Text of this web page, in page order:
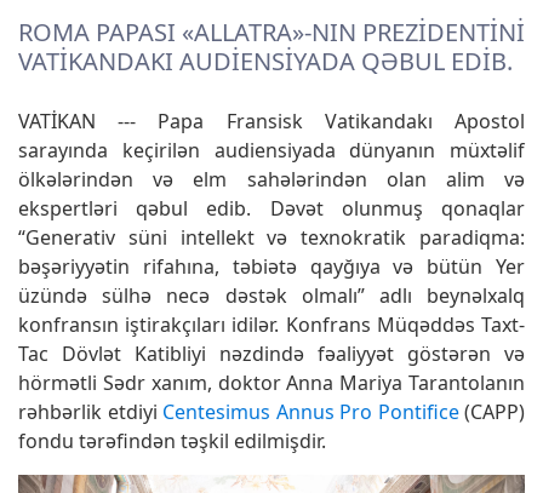
ROMA PAPASI «ALLATRA»-NIN PREZIDENTINI
VATIKANDAKI AUDIENSIYADA QƏBUL EDIB.
VATİKAN --- Papa Fransisk Vatikandakı Apostol
sarayında keçirilən audiensiyada dünyanın müxtəlif
ölkələrindən və elm sahələrindən olan alim və
ekspertləri qəbul edib. Dəvət olunmuş qonaqlar
“Generativ süni intellekt və texnokratik paradiqma:
bəşəriyyətin rifahına, təbiətə qayğıya və bütün Yer
üzündə sülhə necə dəstək olmalı” adlı beynəlxalq
konfransın iştirakçıları idilər. Konfrans Müqəddəs Taxt-
Tac Dövlət Katibliyi nəzdində fəaliyyət göstərən və
hörmətli Sədr xanım, doktor Anna Mariya Tarantolanın
rəhbərlik etdiyi Centesimus Annus Pro Pontifice(CAPP)
fondu tərəfindən təşkil edilmişdir.